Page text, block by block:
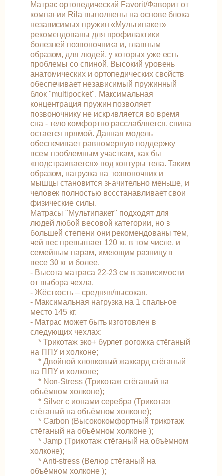
Матрас ортопедический Favorit/Фаворит от
компании Rila выполнены на основе блока
независимых пружин «Мультипакет»,
рекомендованы для профилактики
болезней позвоночника и, главным
образом, для людей, у которых уже есть
проблемы со спиной. Высокий уровень
анатомических и ортопедических свойств
обеспечивает независимый пружинный
блок "multipocket". Максимальная
концентрация пружин позволяет
позвоночнику не искривляется во время
сна - тело комфортно расслабляется, спина
остается прямой. Данная модель
обеспечивает равномерную поддержку
всем проблемным участкам, как бы
«подстраивается» под контуры тела. Таким
образом, нагрузка на позвоночник и
мышцы становится значительно меньше, и
человек полностью восстанавливает свои
физические силы.
Матрасы "Мультипакет" подходят для
людей любой весовой категории, но в
большей степени они рекомендованы тем,
чей вес превышает 120 кг, в том числе, и
семейным парам, имеющим разницу в
весе 30 кг и более.
- Высота матраса 22-23 см в зависимости
от выбора чехла.
- Жёсткость – средняя/высокая.
- Максимальная нагрузка на 1 спальное
место 145 кг.
- Матрас может быть изготовлен в
следующих чехлах:
* Трикотаж эко+ бурлет рогожка стёганый
на ППУ и холконе;
* Двойной хлопковый жаккард стёганый
на ППУ и холконе;
* Non-Stress (Трикотаж стёганый на
объёмном холконе);
* Silver с ионами серебра (Трикотаж
стёганый на объёмном холконе);
* Carbon (Высококомфортный трикотаж
стёганый на объёмном холконе );
* Jamp (Трикотаж стёганый на объёмном
холконе);
* Anti-stress (Велюр стёганый на
объёмном холконе );